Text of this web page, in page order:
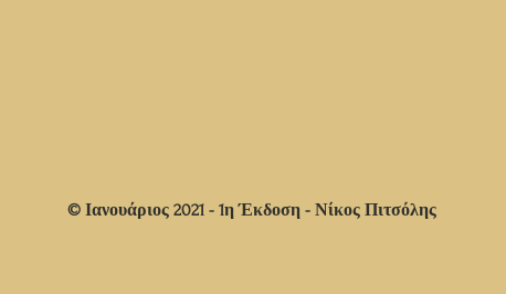
© Ιανουάριος 2021 - 1η Έκδοση - Νίκος Πιτσόλης